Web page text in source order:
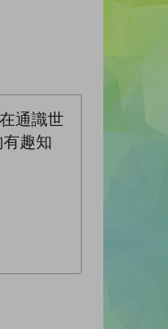
通識世
趣知